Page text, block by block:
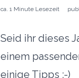
ca. 1 Minute Lesezeit
Seid ihr dieses
einem
einige Tipps :-)